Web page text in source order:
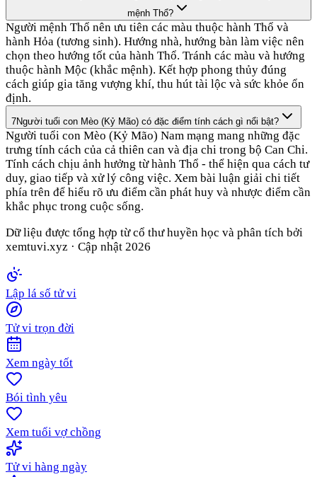
mệnh Thổ?
Người mệnh Thổ nên ưu tiên các màu thuộc hành Thổ và
hành Hỏa (tương sinh). Hướng nhà, hướng bàn làm việc nên
chọn theo hướng tốt của hành Thổ. Tránh các màu và hướng
thuộc hành Mộc (khắc mệnh). Kết hợp phong thủy đúng
cách giúp gia tăng vượng khí, thu hút tài lộc và sức khỏe ổn
định.
7Người tuổi con Mèo (Kỷ Mão) có đặc điểm tính cách gì nổi bật?
Người tuổi con Mèo (Kỷ Mão) Nam mạng mang những đặc
trưng tính cách của cả thiên can và địa chi trong bộ Can Chi.
Tính cách chịu ảnh hưởng từ hành Thổ - thể hiện qua cách tư
duy, giao tiếp và xử lý công việc. Xem bài luận giải chi tiết
phía trên để hiểu rõ ưu điểm cần phát huy và nhược điểm cần
khắc phục trong cuộc sống.
Dữ liệu được tổng hợp từ cổ thư huyền học và phân tích bởi
xemtuvi.xyz · Cập nhật 2026
Lập lá số tử vi
Tử vi trọn đời
Xem ngày tốt
Bói tình yêu
Xem tuổi vợ chồng
Tử vi hàng ngày